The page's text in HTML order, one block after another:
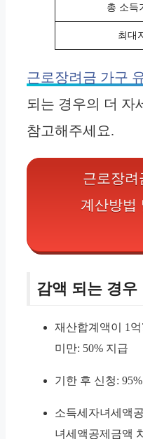
총 소득
최대
근로장려금 가구
되는 경우의 더 자
참고해주세요.
근로장려
계산방법
감액 되는 경우
재산합계액이 1
미만: 50% 지급
기한 후 신청:
소득세자녀세액
녀세액공제금액